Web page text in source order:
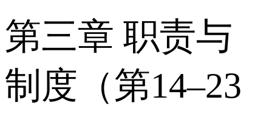
第三章 职责与
制度（第14–23